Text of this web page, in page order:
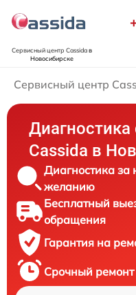
Сервисный центр Cassidaв
Новосибирске
Сервисный центр
Диагностика
Cassida в
Диагностика за
желанию
Бесплатный
обращения
Гарантия на
Срочный ремонт